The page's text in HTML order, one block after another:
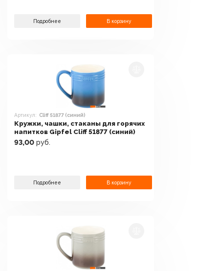
Подробнее В корзину
Артикул: Cliff 51877 (синий)
Кружки, чашки, стаканы для горячих
напитков Gipfel Cliff 51877 (синий)
93,00 руб.
Подробнее В корзину